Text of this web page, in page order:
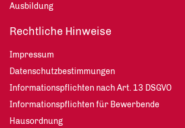
Ausbildung
Rechtliche Hinweise
Impressum
Datenschutzbestimmungen
Informationspflichten nach Art. 13 DSGVO
Informationspflichten für Bewerbende
Hausordnung